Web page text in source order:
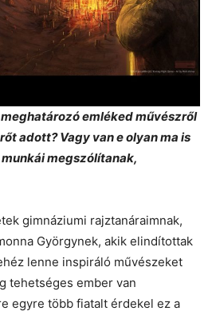
emléked művészről
adott? Vagy van e olyan ma is
megszólítanak,
gimnáziumi rajztanáraimnak,
Györgynek, akik elindítottak
lenne inspiráló művészeket
tehetséges ember van
egyre több fiatalt érdekel ez a